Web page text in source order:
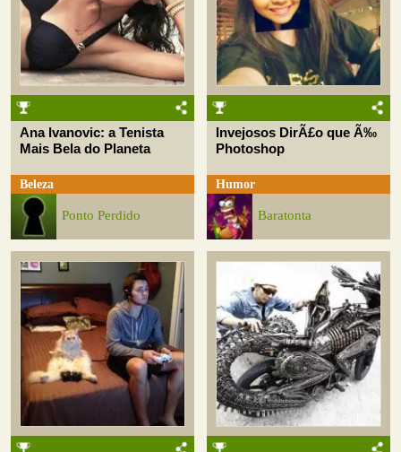
Ana Ivanovic: a Tenista
Mais Bela do Planeta
Beleza
Ponto Perdido
Invejosos DirÃ£o que Ã‰
Photoshop
Humor
Baratonta